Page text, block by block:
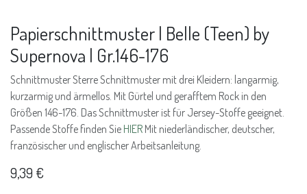
Papierschnittmuster | Belle (Teen) by
Supernova | Gr.146-176
Schnittmuster Sterre Schnittmuster mit drei Kleidern: langarmig,
kurzarmig und ärmellos. Mit Gürtel und gerafftem Rock in den
Größen 146-176. Das Schnittmuster ist für Jersey-Stoffe geeignet.
Passende Stoffe finden Sie HIER Mit niederländischer, deutscher,
französischer und englischer Arbeitsanleitung.
9,39 €